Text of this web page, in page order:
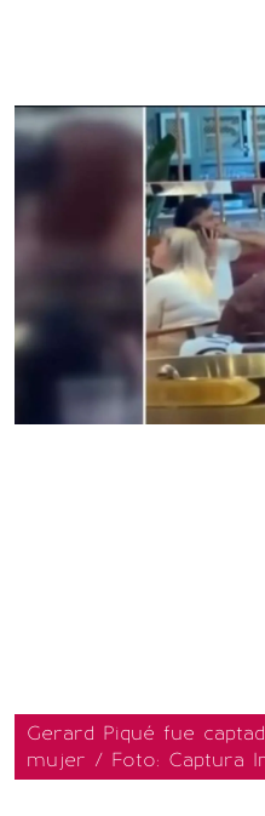
Gerard Piqué fue
mujer / Foto: Captura